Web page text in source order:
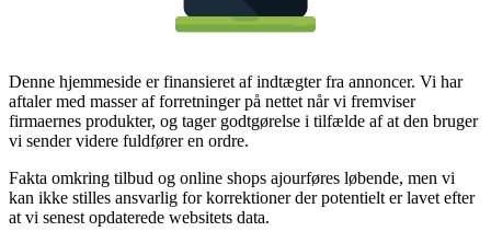
Denne hjemmeside er finansieret af indtægter fra annoncer. Vi har
aftaler med masser af forretninger på nettet når vi fremviser
firmaernes produkter, og tager godtgørelse i tilfælde af at den bruger
vi sender videre fuldfører en ordre.
Fakta omkring tilbud og online shops ajourføres løbende, men vi
kan ikke stilles ansvarlig for korrektioner der potentielt er lavet efter
at vi senest opdaterede websitets data.